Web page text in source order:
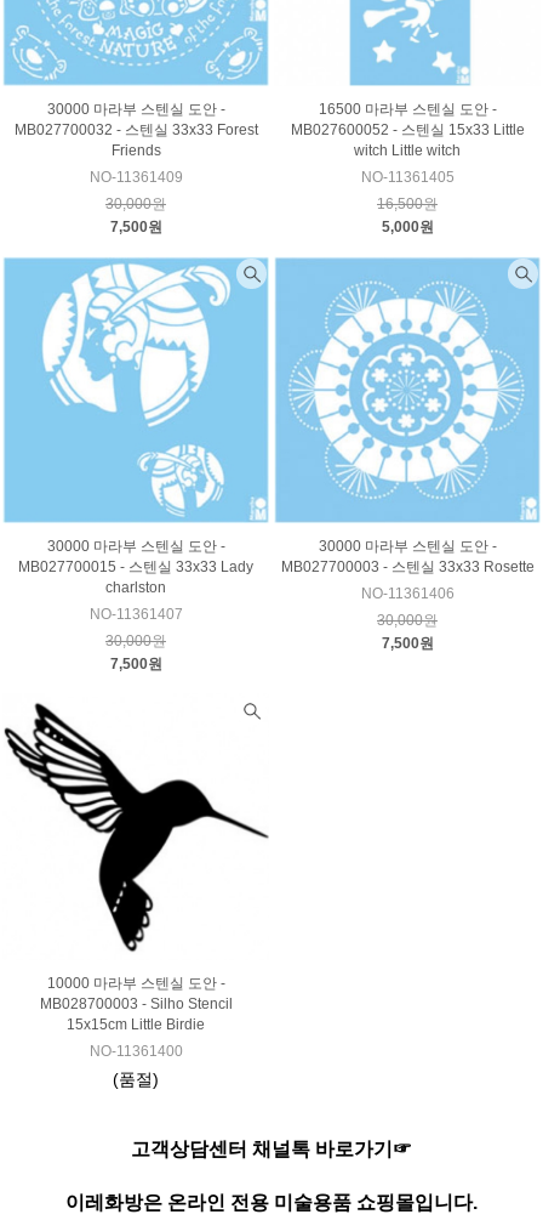
30000 마라부 스텐실 도안 -
MB027700032 - 스텐실 33x33 Forest
Friends
NO-11361409
30,000원
7,500원
16500 마라부 스텐실 도안 -
MB027600052 - 스텐실 15x33 Little
witch Little witch
NO-11361405
16,500원
5,000원
30000 마라부 스텐실 도안 -
MB027700015 - 스텐실 33x33 Lady
charlston
NO-11361407
30,000원
7,500원
30000 마라부 스텐실 도안 -
MB027700003 - 스텐실 33x33 Rosette
NO-11361406
30,000원
7,500원
10000 마라부 스텐실 도안 -
MB028700003 - Silho Stencil
15x15cm Little Birdie
NO-11361400
(품절)
고객상담센터 채널톡 바로가기☞
이레화방은 온라인 전용 미술용품 쇼핑몰입니다.